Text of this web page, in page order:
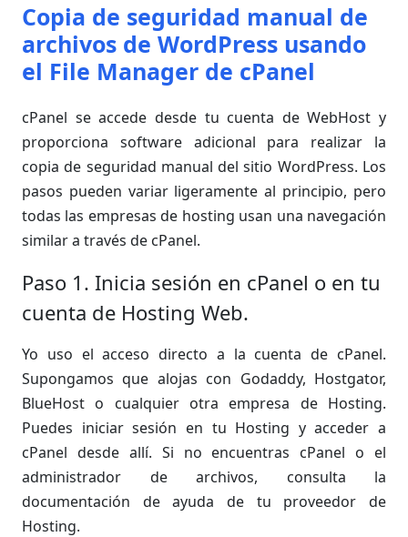
Copia de seguridad manual de
archivos de WordPress usando
el File Manager de cPanel
cPanel se accede desde tu cuenta de WebHost y
proporciona software adicional para realizar la
copia de seguridad manual del sitio WordPress. Los
pasos pueden variar ligeramente al principio, pero
todas las empresas de hosting usan una navegación
similar a través de cPanel.
Paso 1. Inicia sesión en cPanel o en tu
cuenta de Hosting Web.
Yo uso el acceso directo a la cuenta de cPanel.
Supongamos que alojas con Godaddy, Hostgator,
BlueHost o cualquier otra empresa de Hosting.
Puedes iniciar sesión en tu Hosting y acceder a
cPanel desde allí. Si no encuentras cPanel o el
administrador de archivos, consulta la
documentación de ayuda de tu proveedor de
Hosting.